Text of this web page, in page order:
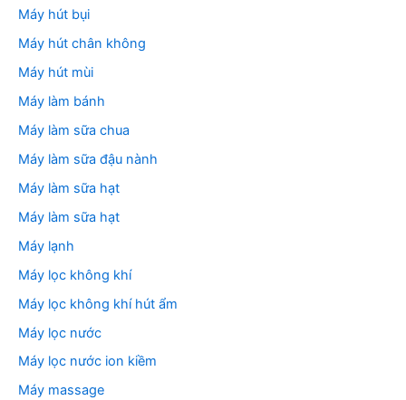
Máy hút bụi
Máy hút chân không
Máy hút mùi
Máy làm bánh
Máy làm sữa chua
Máy làm sữa đậu nành
Máy làm sữa hạt
Máy làm sữa hạt
Máy lạnh
Máy lọc không khí
Máy lọc không khí hút ẩm
Máy lọc nước
Máy lọc nước ion kiềm
Máy massage